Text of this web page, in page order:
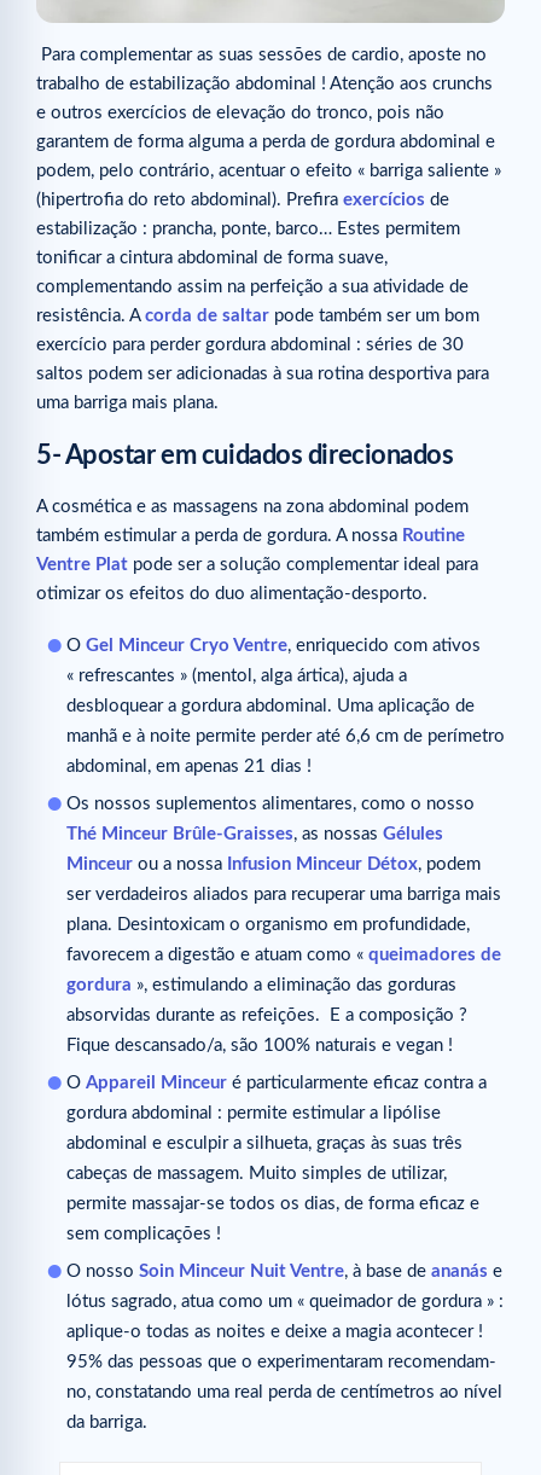
Para complementar as suas sessões de cardio, aposte no
trabalho de estabilização abdominal ! Atenção aos crunchs
e outros exercícios de elevação do tronco, pois não
garantem de forma alguma a perda de gordura abdominal e
podem, pelo contrário, acentuar o efeito « barriga saliente »
(hipertrofia do reto abdominal). Prefira exercícios de
estabilização : prancha, ponte, barco… Estes permitem
tonificar a cintura abdominal de forma suave,
complementando assim na perfeição a sua atividade de
resistência. A corda de saltar pode também ser um bom
exercício para perder gordura abdominal : séries de 30
saltos podem ser adicionadas à sua rotina desportiva para
uma barriga mais plana.
5- Apostar em cuidados direcionados
A cosmética e as massagens na zona abdominal podem
também estimular a perda de gordura. A nossa Routine
Ventre Plat pode ser a solução complementar ideal para
otimizar os efeitos do duo alimentação-desporto.
O Gel Minceur Cryo Ventre, enriquecido com ativos
« refrescantes » (mentol, alga ártica), ajuda a
desbloquear a gordura abdominal. Uma aplicação de
manhã e à noite permite perder até 6,6 cm de perímetro
abdominal, em apenas 21 dias !
Os nossos suplementos alimentares, como o nosso
Thé Minceur Brûle-Graisses, as nossas Gélules
Minceur ou a nossa Infusion Minceur Détox, podem
ser verdadeiros aliados para recuperar uma barriga mais
plana. Desintoxicam o organismo em profundidade,
favorecem a digestão e atuam como « queimadores de
gordura », estimulando a eliminação das gorduras
absorvidas durante as refeições. E a composição ?
Fique descansado/a, são 100% naturais e vegan !
O Appareil Minceur é particularmente eficaz contra a
gordura abdominal : permite estimular a lipólise
abdominal e esculpir a silhueta, graças às suas três
cabeças de massagem. Muito simples de utilizar,
permite massajar-se todos os dias, de forma eficaz e
sem complicações !
O nosso Soin Minceur Nuit Ventre, à base de ananás e
lótus sagrado, atua como um « queimador de gordura » :
aplique-o todas as noites e deixe a magia acontecer !
95% das pessoas que o experimentaram recomendam-
no, constatando uma real perda de centímetros ao nível
da barriga.